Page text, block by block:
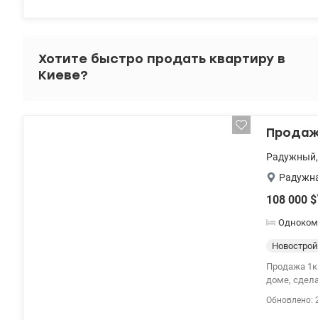
Хотите быстро продать квартиру в
Киеве?
Радужный,
108 000 $
Новострой
Продажа 1к квартиры
доме,
Обновлено: